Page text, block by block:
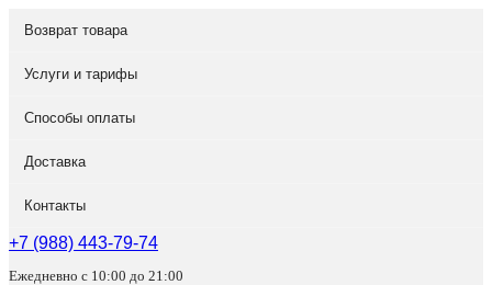
Возврат товара
Услуги и тарифы
Способы оплаты
Доставка
Контакты
+7 (988) 443-79-74
Ежедневно с 10:00 до 21:00